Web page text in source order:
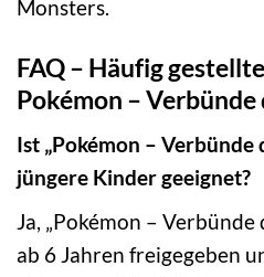
Monsters.
FAQ – Häufig
Pokémon –
Ist „Pokémon –
jüngere Kinder geeignet?
Ja, „Pokémon –
ab 6 Jahren freigegeben